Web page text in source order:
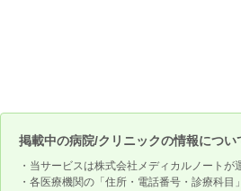
掲載中の病院/クリニックの情報につい
・当サービスは株式会社メディカルノートが
・各医療機関の「住所・電話番号・診療科